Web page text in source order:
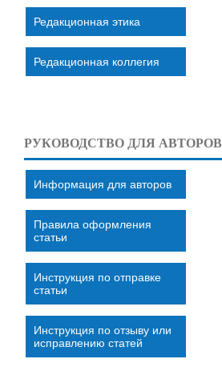
Редакционная этика
Редакционная коллегия
РУКОВОДСТВО ДЛЯ АВТОРОВ
Информация для авторов
Правила оформления
статьи
Инструкция по отправке
статьи
Инструкция по отзыву или
исправлению статей